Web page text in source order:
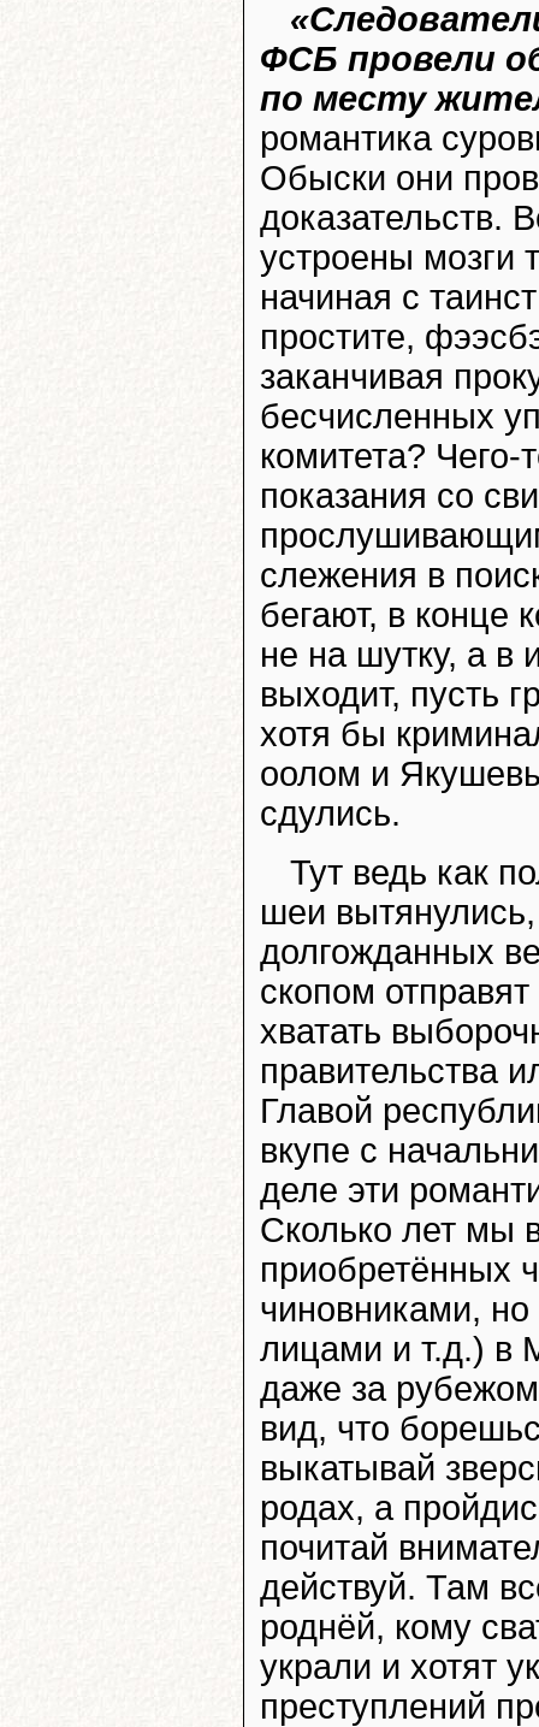
ФСБ провели
по месту
романтика
Обыски они
доказательств.
устроены мозги
начиная с
простите,
заканчивая
бесчисленных
комитета?
показания со
слежения в
бегают, в конце
не на шутку, а в
выходит, пусть
хотя бы
оолом и
сдулись.
Тут ведь как
шеи
долгожданных
скопом
хватать
правительства
Главой
вкупе с
деле эти
Сколько лет мы
приобретённых
чиновниками,
лицами и т.д.) в
даже за
вид, что
выкатывай
родах, а
почитай
действуй. Там
роднёй, кому
украли и хотят
преступлений